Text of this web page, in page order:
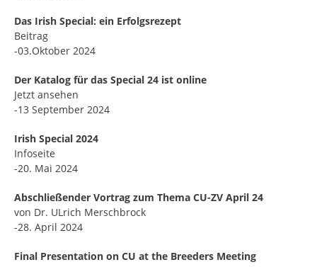
Das Irish Special: ein Erfolgsrezept
Beitrag
-03.Oktober 2024
Der Katalog für das Special 24 ist online
Jetzt ansehen
-13 September 2024
Irish Special 2024
Infoseite
-20. Mai 2024
Abschließender Vortrag zum Thema CU-ZV April 24
von Dr. ULrich Merschbrock
-28. April 2024
Final Presentation on CU at the Breeders Meeting